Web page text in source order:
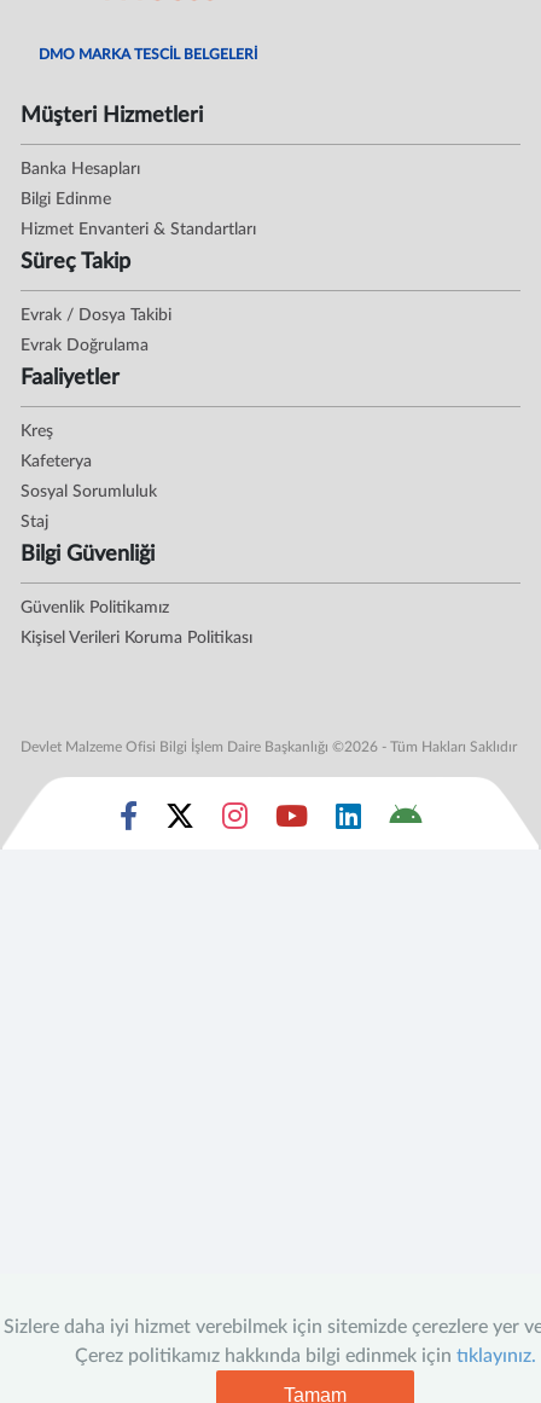
Sizlere daha iyi hizmet verebilmek için sitemizde çerezlere yer
Çerez politikamız hakkında bilgi edinmek için tıklayınız.
Tamam
DMO MARKA TESCİL BELGELERİ
Müşteri Hizmetleri
Banka Hesapları
Bilgi Edinme
Hizmet Envanteri & Standartları
Süreç Takip
Evrak / Dosya Takibi
Evrak Doğrulama
Faaliyetler
Kreş
Kafeterya
Sosyal Sorumluluk
Staj
Bilgi Güvenliği
Güvenlik Politikamız
Kişisel Verileri Koruma Politikası
Devlet Malzeme Ofisi Bilgi İşlem Daire Başkanlığı ©2026 - Tüm Hakları Saklıdır